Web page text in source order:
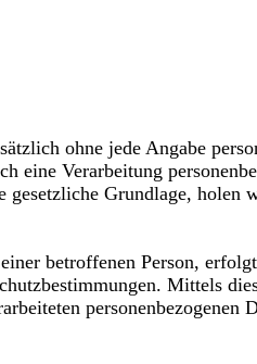
ohne jede Angabe
eine Verarbeitung
gesetzliche Grundlage, holen
betroffenen Person,
Mittels
personenbezogenen